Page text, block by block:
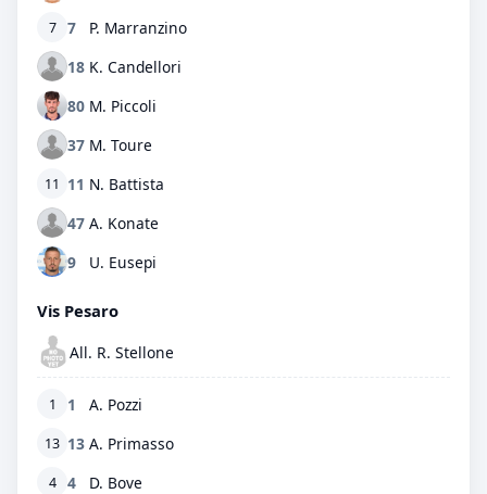
7 7
P. Marranzino
18 K. Candellori
80 M. Piccoli
37 M. Toure
11 11 N. Battista
47 A. Konate
9
U. Eusepi
Vis Pesaro
All. R. Stellone
1 1 A. Pozzi
13 13 A. Primasso
4 4 D. Bove